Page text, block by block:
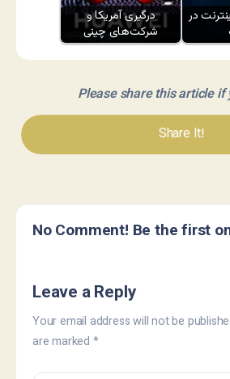
درگیری آمریکا و
شرکت‌های چینی
در
Please share this article if
Share It!
No Comment! Be the first
Leave a Reply
Your email address will not be
are marked *